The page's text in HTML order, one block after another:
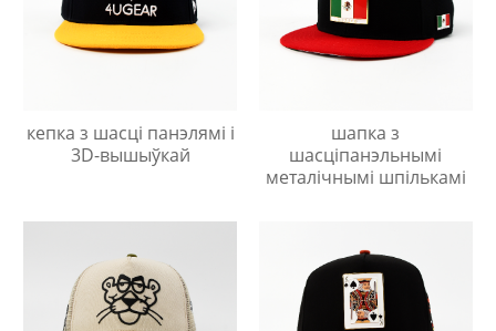
кепка з шасці панэлямі і
3D-вышыўкай
шапка з
шасціпанэльнымі
металічнымі шпількамі